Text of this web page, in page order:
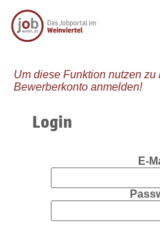
Um diese Funktion nutzen zu
Bewerberkonto anmelden!
Login
E-